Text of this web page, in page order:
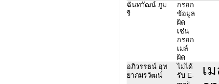
ฉันทวัฒน์ ภูม
รี
กรอก
ข้อมูล
ผิด
เช่น
กรอก
เมล์
ผิด
อภิวรรธน์ อุท
ยาภมรวัฒน์
ไม่ได้
รับ E-
เ